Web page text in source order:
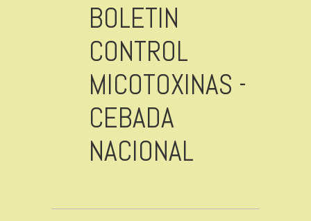
BOLETIN
CONTROL
MICOTOXINAS -
CEBADA
NACIONAL